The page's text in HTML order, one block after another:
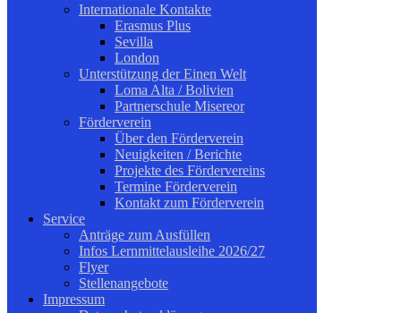
Internationale Kontakte
Erasmus Plus
Sevilla
London
Unterstützung der Einen Welt
Loma Alta / Bolivien
Partnerschule Misereor
Förderverein
Über den Förderverein
Neuigkeiten / Berichte
Projekte des Fördervereins
Termine Förderverein
Kontakt zum Förderverein
Service
Anträge zum Ausfüllen
Infos Lernmittelausleihe 2026/27
Flyer
Stellenangebote
Impressum